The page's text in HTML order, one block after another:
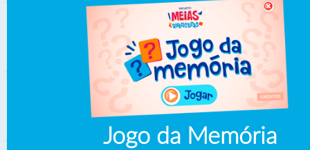
Jogo da Memória